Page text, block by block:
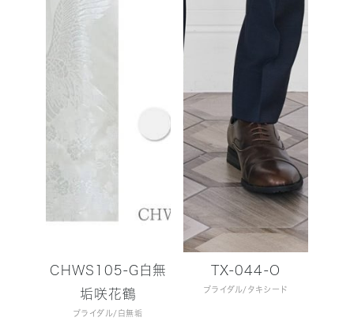
CHWS105-G白無
垢咲花鶴
ブライダル 白無垢
TX-044-O
ブライダル タキシード